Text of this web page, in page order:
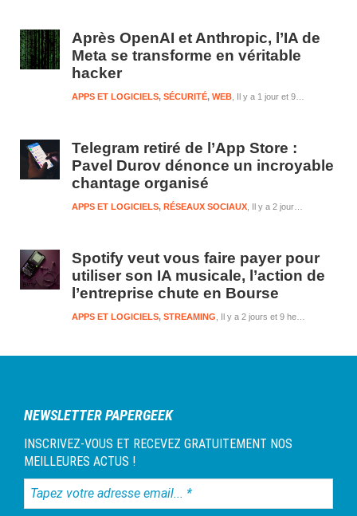
Après OpenAI et Anthropic, l’IA de
Meta se transforme en véritable
hacker
Il y a 1 jour et 9 heures
APPS ET LOGICIELS, SÉCURITÉ, WEB
Telegram retiré de l’App Store :
Pavel Durov dénonce un incroyable
chantage organisé
Il y a 2 jours et 9 heures
APPS ET LOGICIELS, RÉSEAUX SOCIAUX
Spotify veut vous faire payer pour
utiliser son IA musicale, l’action de
l’entreprise chute en Bourse
Il y a 2 jours et 9 heures
APPS ET LOGICIELS, STREAMING
NEWSLETTER PAPERGEEK
INSCRIVEZ-VOUS ET RECEVEZ GRATUITEMENT NOS
MEILLEURES ACTUS !
Tapez
votre